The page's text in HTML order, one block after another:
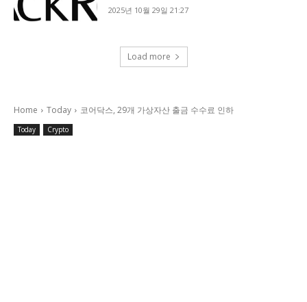
2025년 10월 29일 21:27
Load more